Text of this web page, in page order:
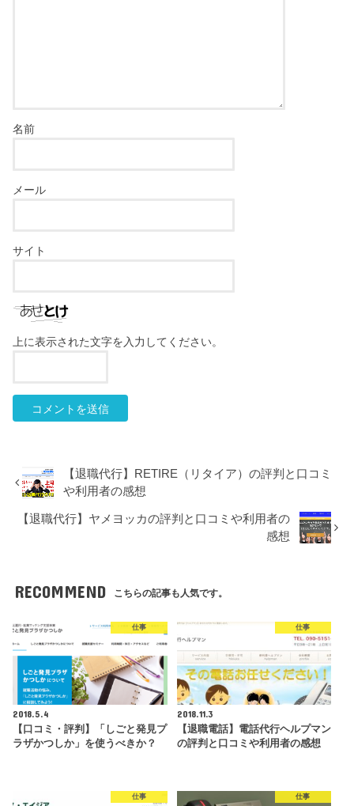
名前
メール
サイト
上に表示された文字を入力してください。
【退職代行】RETIRE（リタイア）の評判と口コミ
や利用者の感想
【退職代行】ヤメヨッカの評判と口コミや利用者の
感想
RECOMMEND こちらの記事も人気です。
仕事
2018.5.4
【口コミ・評判】「しごと発見プ
ラザかつしか」を使うべきか？
仕事
2018.11.3
【退職電話】電話代行ヘルプマン
の評判と口コミや利用者の感想
仕事 仕事